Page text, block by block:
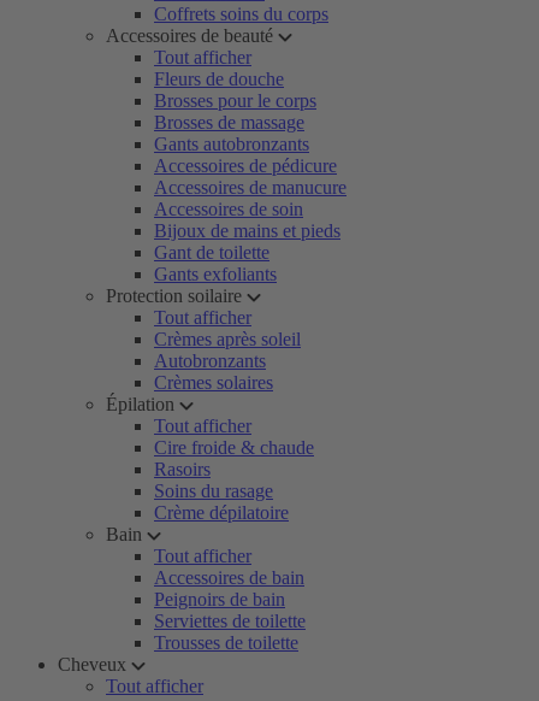
Coffrets soins du corps
Accessoires de beauté
Tout afficher
Fleurs de douche
Brosses pour le corps
Brosses de massage
Gants autobronzants
Accessoires de pédicure
Accessoires de manucure
Accessoires de soin
Bijoux de mains et pieds
Gant de toilette
Gants exfoliants
Protection soilaire
Tout afficher
Crèmes après soleil
Autobronzants
Crèmes solaires
Épilation
Tout afficher
Cire froide & chaude
Rasoirs
Soins du rasage
Crème dépilatoire
Bain
Tout afficher
Accessoires de bain
Peignoirs de bain
Serviettes de toilette
Trousses de toilette
Cheveux
Tout afficher